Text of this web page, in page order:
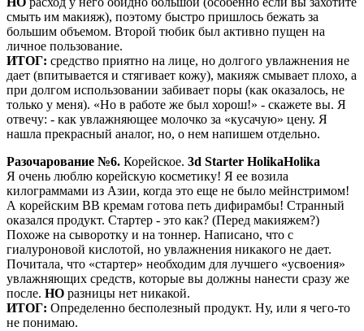
смыть им макияж), поэтому быстро пришлось бежать за
большим объемом. Второй тюбик был активно пущен на
личное пользование.
ИТОГ: средство приятно на лице, но долгого увлажнения не
дает (впитывается и стягивает кожу), макияж смывает плохо, а
при долгом использовании забивает поры (как оказалось, не
только у меня). «Но в работе же был хорош!» - скажете вы. Я
отвечу: - как увлажняющее молочко за «кусачую» цену. Я
нашла прекрасный аналог, но, о нем напишем отдельно.
Разочарование №6. Корейское. 3d Starter HolikaHolika
Я очень люблю корейскую косметику! Я ее возила
килограммами из Азии, когда это еще не было мейнстримом!
А корейским ВВ кремам готова петь дифирамбы! Странный
оказался продукт. Стартер - это как? (Перед макияжем?)
Похоже на сыворотку и на тоннер. Написано, что с
гиалуроновой кислотой, но увлажнения никакого не дает.
Почитала, что «стартер» необходим для лучшего «усвоения»
увлажняющих средств, которые вы должны нанести сразу же
после. НО разницы нет никакой.
ИТОГ: Определенно бесполезный продукт. Ну, или я чего-то
не понимаю.